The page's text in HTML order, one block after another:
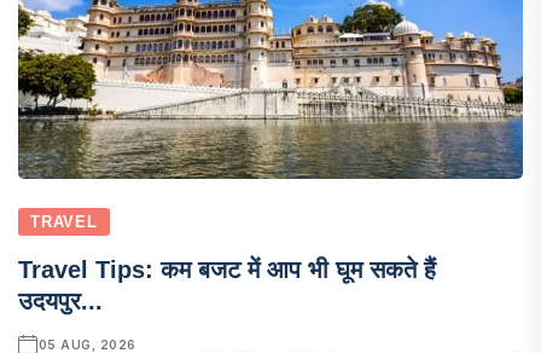
TRAVEL
Travel Tips: कम बजट में आप भी घूम सकते हैं
उदयपुर...
05 AUG, 2026